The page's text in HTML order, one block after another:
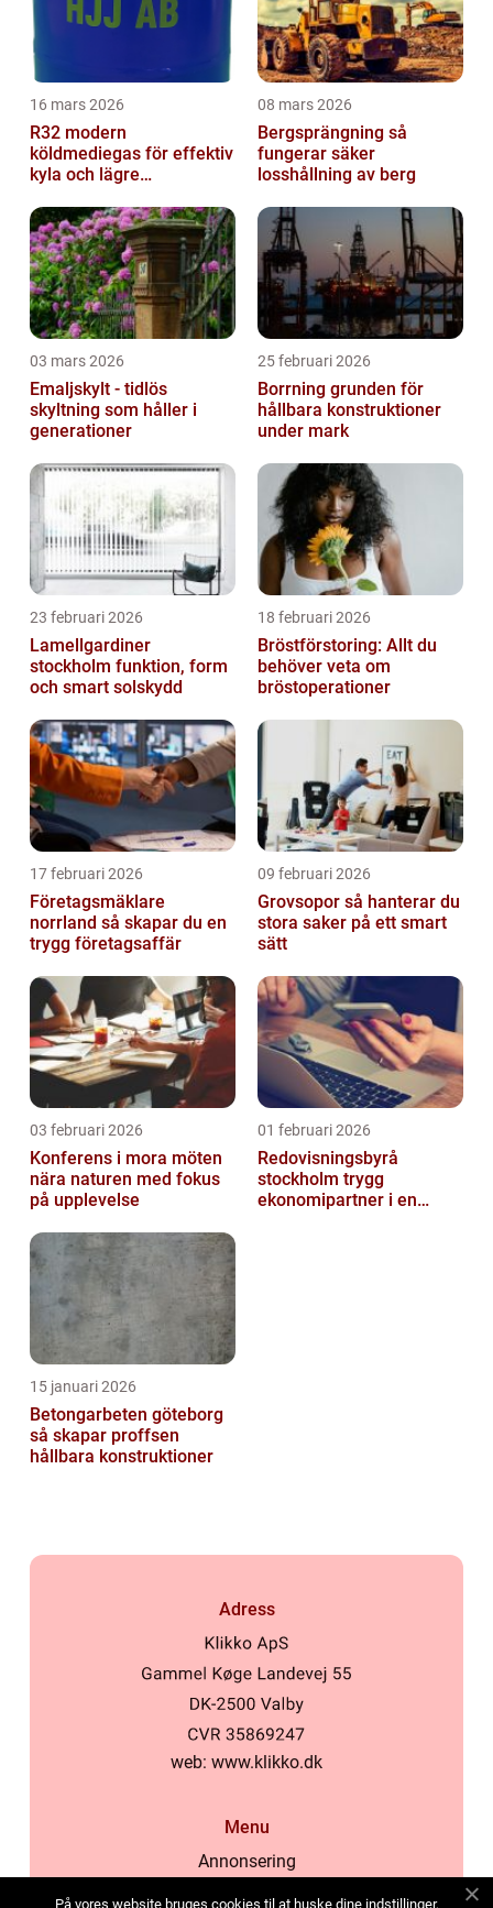
16 mars 2026
R32 modern
köldmediegas för effektiv
kyla och lägre
08 mars 2026
Bergsprängning så
fungerar säker
losshållning av berg
03 mars 2026
Emaljskylt - tidlös
skyltning som håller i
generationer
25 februari 2026
Borrning grunden för
hållbara konstruktioner
under mark
23 februari 2026
Lamellgardiner
stockholm funktion, form
och smart solskydd
18 februari 2026
Bröstförstoring: Allt du
behöver veta om
bröstoperationer
17 februari 2026
Företagsmäklare
norrland så skapar du en
trygg företagsaffär
09 februari 2026
Grovsopor så hanterar du
stora saker på ett smart
sätt
03 februari 2026
Konferens i mora möten
nära naturen med fokus
på upplevelse
01 februari 2026
Redovisningsbyrå
stockholm trygg
ekonomipartner i en
15 januari 2026
Betongarbeten göteborg
så skapar proffsen
hållbara konstruktioner
Adress
web: www.klikko.dk
Menu
Annonsering
På vores website bruges cookies til at huske dine indstillinger,